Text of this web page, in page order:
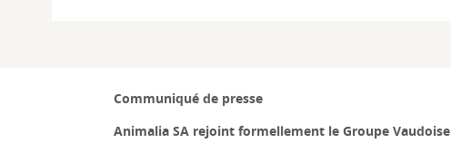
Communiqué de presse
Animalia SA rejoint formellement le Groupe Vaudoise